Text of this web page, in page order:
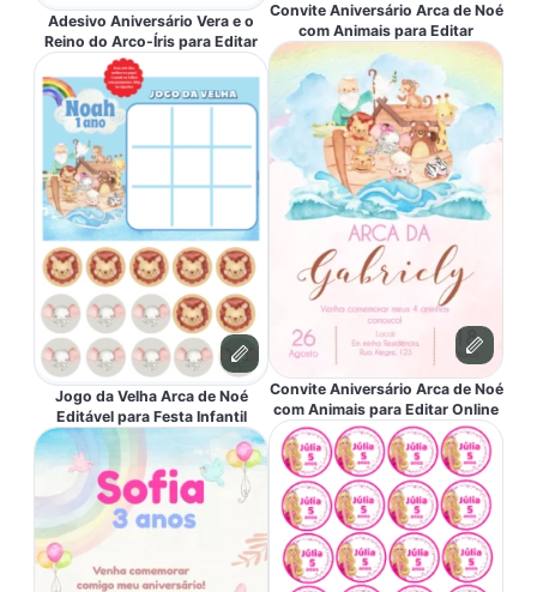
Adesivo Aniversário Vera e o
Reino do Arco-Íris para Editar
Jogo da Velha Arca de Noé
Editável para Festa Infantil
Convite Aniversário Arca de Noé
com Animais para Editar
Convite Aniversário Arca de Noé
com Animais para Editar Online